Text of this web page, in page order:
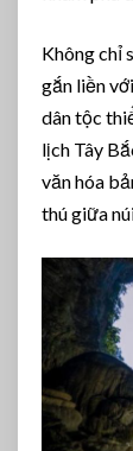
Không chỉ
gắn liền
dân tộc
lịch Tây
văn hóa
thú giữa